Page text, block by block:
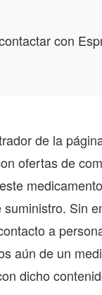
con
de la
ofertas de
Sin
a
aún de un
dicho